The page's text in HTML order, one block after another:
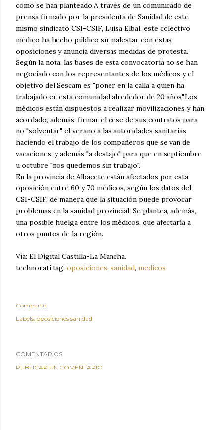
como se han planteado.A través de un comunicado de
prensa firmado por la presidenta de Sanidad de este
mismo sindicato CSI-CSIF, Luisa Elbal, este colectivo
médico ha hecho público su malestar con estas
oposiciones y anuncia diversas medidas de protesta.
Según la nota, las bases de esta convocatoria no se han
negociado con los representantes de los médicos y el
objetivo del Sescam es "poner en la calla a quien ha
trabajado en esta comunidad alrededor de 20 años".Los
médicos están dispuestos a realizar movilizaciones y han
acordado, además, firmar el cese de sus contratos para
no "solventar" el verano a las autoridades sanitarias
haciendo el trabajo de los compañeros que se van de
vacaciones, y además "a destajo" para que en septiembre
u octubre "nos quedemos sin trabajo".
En la provincia de Albacete están afectados por esta
oposición entre 60 y 70 médicos, según los datos del
CSI-CSIF, de manera que la situación puede provocar
problemas en la sanidad provincial. Se plantea, además,
una posible huelga entre los médicos, que afectaría a
otros puntos de la región.
Vía: El Digital Castilla-La Mancha.
technorati,tag: oposiciones, sanidad, medicos
Compartir
Labels: oposiciones sanidad
COMENTARIOS
PUBLICAR UN COMENTARIO